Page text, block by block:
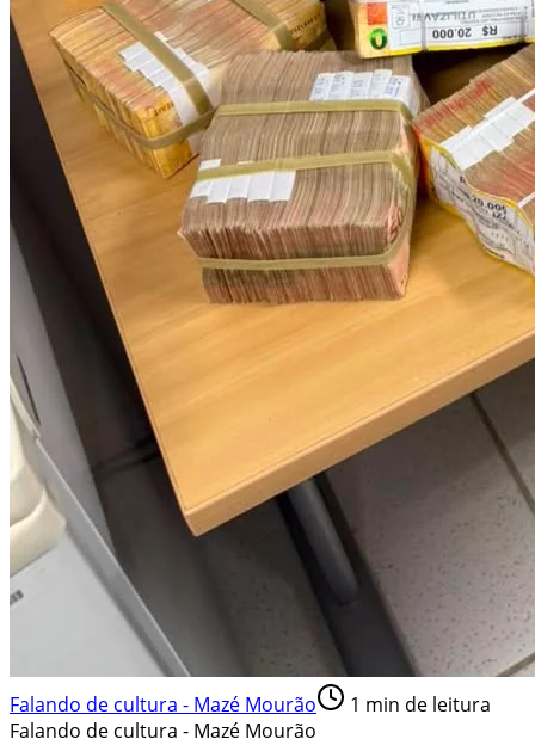
Falando de cultura - Mazé Mourão 1 min de leitura
Falando de cultura - Mazé Mourão